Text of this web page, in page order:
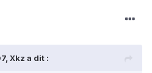
Xkz a dit :